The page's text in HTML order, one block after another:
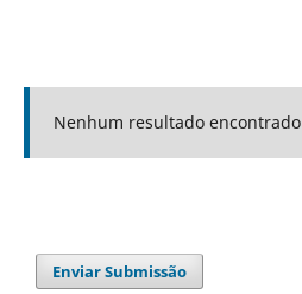
Nenhum resultado encontrado
Enviar Submissão